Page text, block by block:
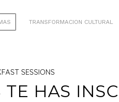
TRANSFORMACION CULTURAL
SESSIONS
HAS